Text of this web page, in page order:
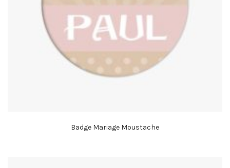
Badge Mariage Moustache